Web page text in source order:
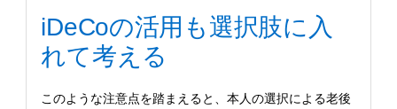
iDeCoの活用も選択肢に入
れて考える
このような注意点を踏まえると、本人の選択による老後